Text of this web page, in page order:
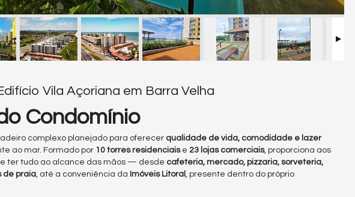
Vila Açoriana em Barra Velha
Condomínio
complexo planejado para oferecer qualidade de vida, comodidade e lazer
ao mar. Formado por 10 torres residenciaise 23 lojas comerciais, proporciona aos
ter tudo ao alcance das mãos — desde cafeteria, mercado, pizzaria, sorveteria,
de praia, até a conveniência da Imóveis Litoral , presente dentro do próprio